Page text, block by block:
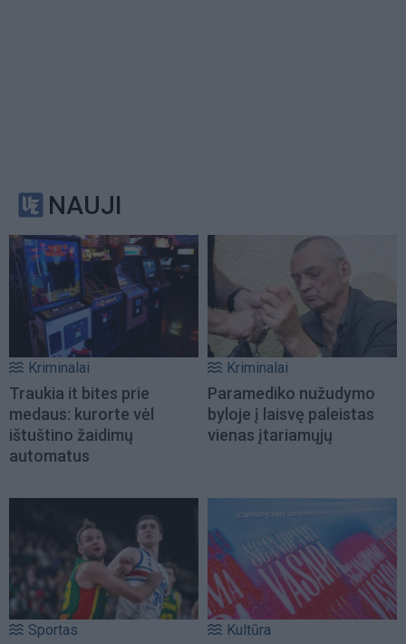
NAUJI
Kriminalai
Traukia it bites prie
medaus: kurorte vėl
ištuštino žaidimų
automatus
Kriminalai
Paramediko nužudymo
byloje į laisvę paleistas
vienas įtariamųjų
Sportas Kultūra